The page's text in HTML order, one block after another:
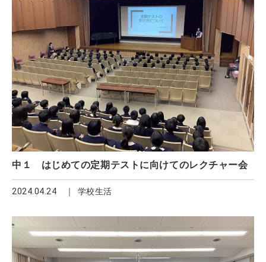
中１ はじめての定期テストに向けてのレクチャー会
2024.04.24 学校生活